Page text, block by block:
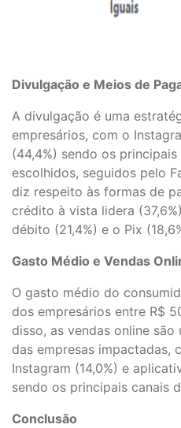
Divulgação e Meios de
A divulgação é uma
empresários, com o
(44,4%) sendo os
escolhidos, seguidos pelo
diz respeito às formas de
crédito à vista lidera
débito (21,4%) e o Pix
Gasto Médio e Vendas
O gasto médio do
dos empresários entre R$
disso, as vendas online
das empresas impactadas,
Instagram (14,0%) e
sendo os principais canais
Conclusão